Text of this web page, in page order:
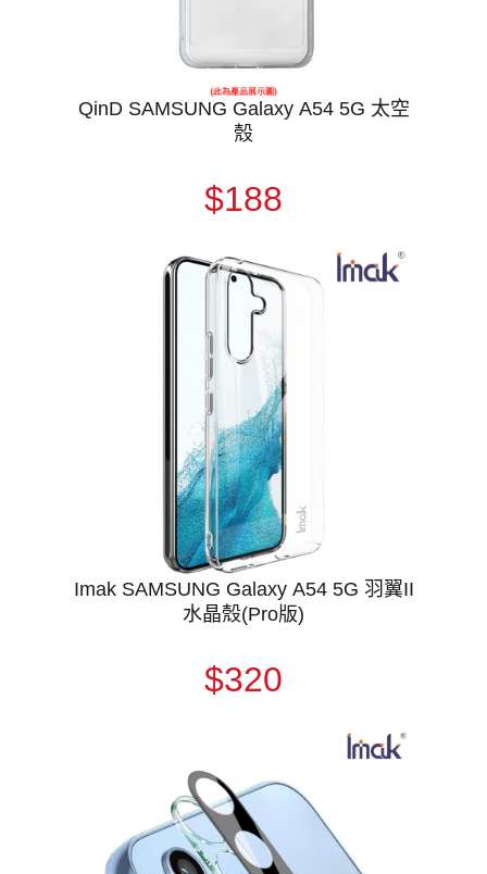
QinD SAMSUNG Galaxy A54 5G 太空
殼
$188
Imak SAMSUNG Galaxy A54 5G 羽翼II
水晶殼(Pro版)
$320